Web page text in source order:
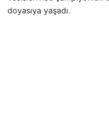
doyasıya yaşadı.